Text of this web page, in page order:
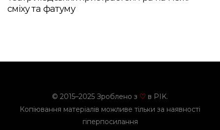
сміху та фатуму
© 2015–2025 Зроблено з ♡ в PIK.
Копіювання матеріалів можливе тільки за наявності
гіперпосилання